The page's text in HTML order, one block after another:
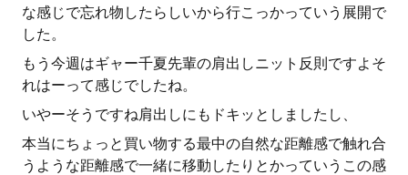
な感じで忘れ物したらしいから行こっかっていう展開で
した。
もう今週はギャー千夏先輩の肩出しニット反則ですよそ
れはーって感じでしたね。
いやーそうですね肩出しにもドキッとしましたし、
本当にちょっと買い物する最中の自然な距離感で触れ合
うような距離感で一緒に移動したりとかっていうこの感